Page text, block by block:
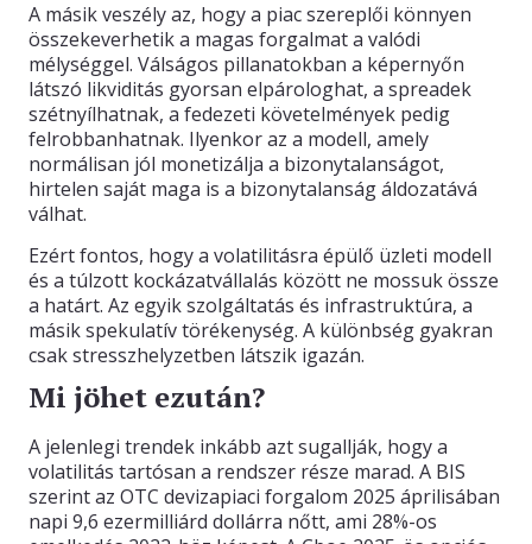
A másik veszély az, hogy a piac szereplői könnyen
összekeverhetik a magas forgalmat a valódi
mélységgel. Válságos pillanatokban a képernyőn
látszó likviditás gyorsan elpárologhat, a spreadek
szétnyílhatnak, a fedezeti követelmények pedig
felrobbanhatnak. Ilyenkor az a modell, amely
normálisan jól monetizálja a bizonytalanságot,
hirtelen saját maga is a bizonytalanság áldozatává
válhat.
Ezért fontos, hogy a volatilitásra épülő üzleti modell
és a túlzott kockázatvállalás között ne mossuk össze
a határt. Az egyik szolgáltatás és infrastruktúra, a
másik spekulatív törékenység. A különbség gyakran
csak stresszhelyzetben látszik igazán.
Mi jöhet ezután?
A jelenlegi trendek inkább azt sugallják, hogy a
volatilitás tartósan a rendszer része marad. A BIS
szerint az OTC devizapiaci forgalom 2025 áprilisában
napi 9,6 ezermilliárd dollárra nőtt, ami 28%-os